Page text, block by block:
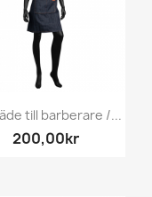
till barberare /...
200,00kr